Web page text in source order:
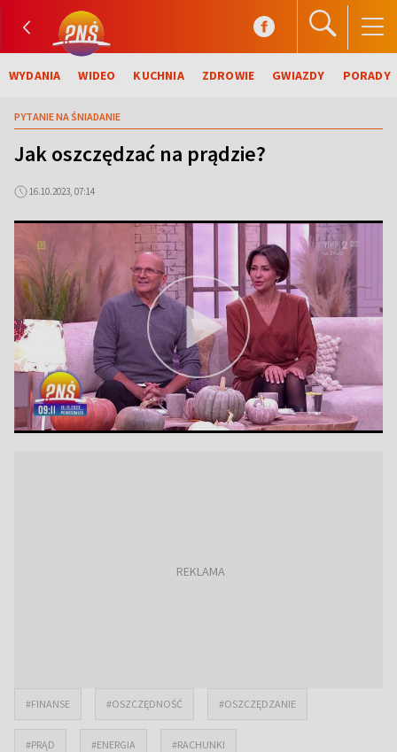
WYDANIA WIDEO KUCHNIA ZDROWIE GWIAZDY PORADY
PYTANIE NA ŚNIADANIE
Jak oszczędzać na prądzie?
16.10.2023, 07:14
#FINANSE #OSZCZĘDNOŚĆ #OSZCZĘDZANIE
#PRĄD #ENERGIA #RACHUNKI